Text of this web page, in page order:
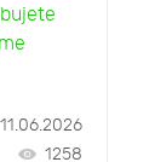
11.06.2026
1258